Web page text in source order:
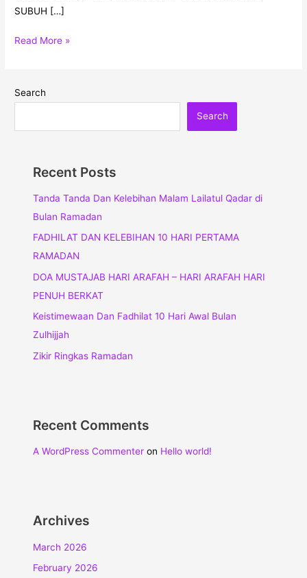
SUBUH […]
Read More »
Search
Search
Recent Posts
Tanda Tanda Dan Kelebihan Malam Lailatul Qadar di
Bulan Ramadan
FADHILAT DAN KELEBIHAN 10 HARI PERTAMA
RAMADAN
DOA MUSTAJAB HARI ARAFAH – HARI ARAFAH HARI
PENUH BERKAT
Keistimewaan Dan Fadhilat 10 Hari Awal Bulan
Zulhijjah
Zikir Ringkas Ramadan
Recent Comments
A WordPress Commenter on Hello world!
Archives
March 2026
February 2026